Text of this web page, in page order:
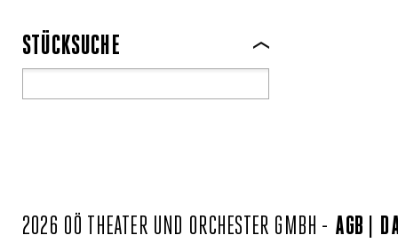
STÜCKSUCHE
2026 OÖ THEATER UND ORCHESTER GMBH - AGB